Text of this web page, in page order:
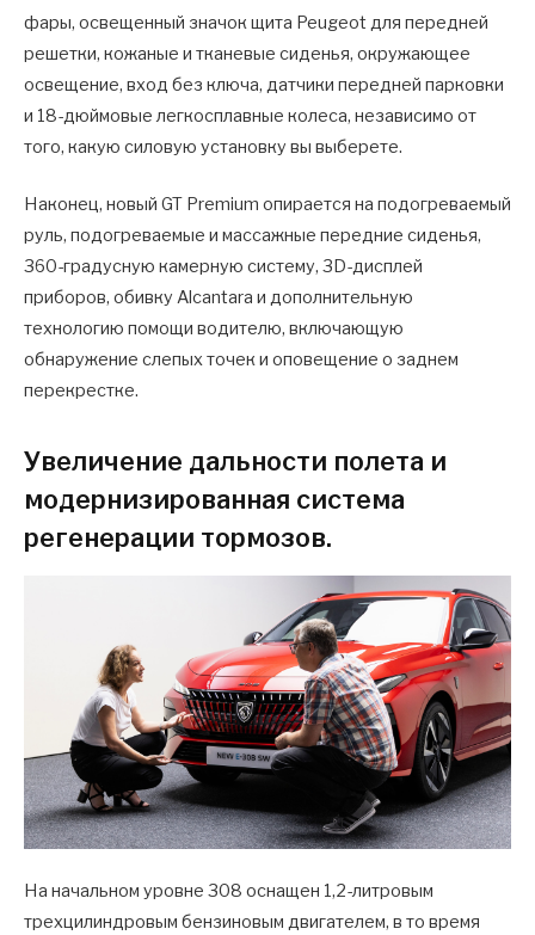
фары, освещенный значок щита Peugeot для передней
решетки, кожаные и тканевые сиденья, окружающее
освещение, вход без ключа, датчики передней парковки
и 18-дюймовые легкосплавные колеса, независимо от
того, какую силовую установку вы выберете.
Наконец, новый GT Premium опирается на подогреваемый
руль, подогреваемые и массажные передние сиденья,
360-градусную камерную систему, 3D-дисплей
приборов, обивку Alcantara и дополнительную
технологию помощи водителю, включающую
обнаружение слепых точек и оповещение о заднем
перекрестке.
Увеличение дальности полета и
модернизированная система
регенерации тормозов.
На начальном уровне 308 оснащен 1,2-литровым
трехцилиндровым бензиновым двигателем, в то время